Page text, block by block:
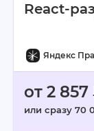
React-
Яндекс
от 2
или сразу 70